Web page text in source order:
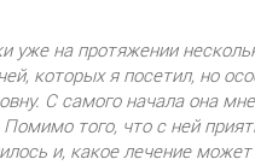
уже на протяжении
которых я посетил, но
С самого начала она
того, что с ней
и, какое лечение